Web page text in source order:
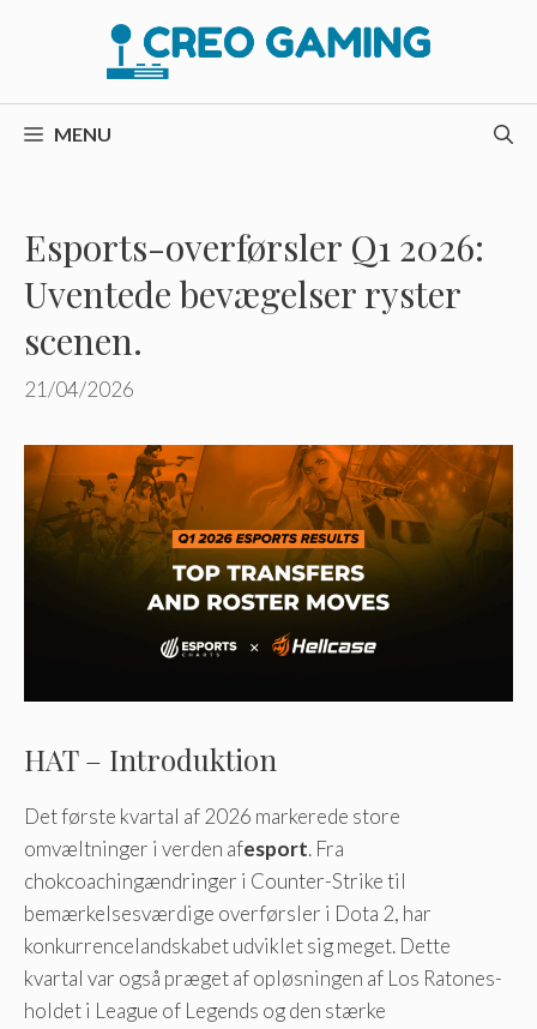
MENU
Esports-overførsler Q1 2026:
Uventede bevægelser ryster
scenen.
21/04/2026
HAT – Introduktion
Det første kvartal af 2026 markerede store
omvæltninger i verden afesport. Fra
chokcoachingændringer i Counter-Strike til
bemærkelsesværdige overførsler i Dota 2, har
konkurrencelandskabet udviklet sig meget. Dette
kvartal var også præget af opløsningen af ​​Los Ratones-
holdet i League of Legends og den stærke